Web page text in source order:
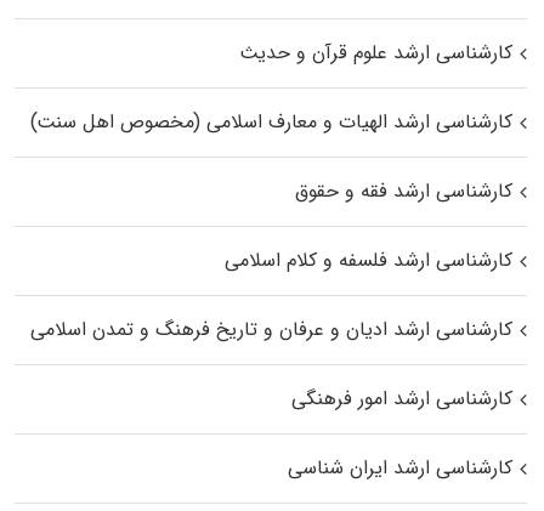
کارشناسی ارشد علوم قرآن و حدیث
کارشناسی ارشد الهیات و معارف اسلامی (مخصوص اهل سنت)
کارشناسی ارشد فقه و حقوق
کارشناسی ارشد فلسفه و کلام اسلامی
کارشناسی ارشد ادیان و عرفان و تاریخ فرهنگ و تمدن اسلامی
کارشناسی ارشد امور فرهنگی
کارشناسی ارشد ایران شناسی